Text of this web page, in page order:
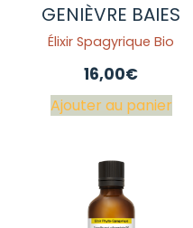
GENIÈVRE BAIES
Élixir Spagyrique Bio
16,00€
Ajouter au panier